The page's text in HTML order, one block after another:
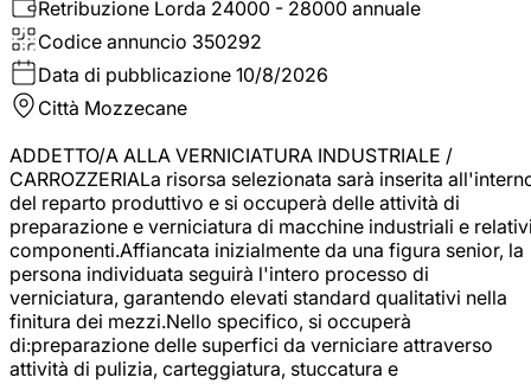
Retribuzione Lorda 24000 - 28000 annuale
Codice annuncio 350292
Data di pubblicazione 10/8/2026
Città Mozzecane
ADDETTO/A ALLA VERNICIATURA INDUSTRIALE /
CARROZZERIALa risorsa selezionata sarà inserita
del reparto produttivo e si occuperà delle attività di
preparazione e verniciatura di macchine industriali e
componenti.Affiancata inizialmente da una figura senior, la
persona individuata seguirà l'intero processo di
verniciatura, garantendo elevati standard qualitativi nella
finitura dei mezzi.Nello specifico, si occuperà
di:preparazione delle superfici da verniciare attraverso
attività di pulizia, carteggiatura, stuccatura e